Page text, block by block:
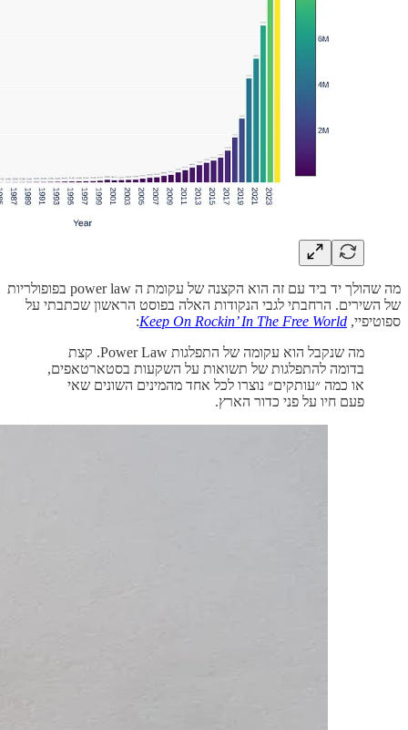
מה שהולך יד ביד עם זה הוא הקצנה של עקומת ה power law בפופולריות
של השירים. הרחבתי לגבי הנקודות האלה בפוסט הראשון שכתבתי על
ספוטיפיי, Keep On Rockin’ In The Free World
:
מה שנקבל הוא עקומה של התפלגות Power Law. קצת
בדומה להתפלגות של תשואות על השקעות בסטארטאפים,
או כמה ״עותקים״ נוצרו לכל אחד מהמינים השונים שאי
פעם חיו על פני כדור הארץ.